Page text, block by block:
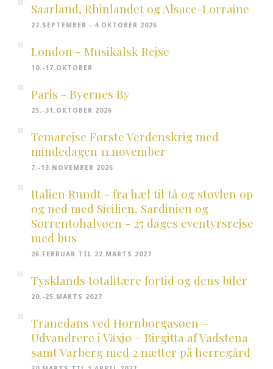
Saarland, Rhinlandet og Alsace-Lorraine
27.SEPTEMBER - 4.OKTOBER 2026
London - Musikalsk Rejse
10.-17.OKTOBER
Paris - Byernes By
25.-31.OKTOBER 2026
Temarejse Første Verdenskrig med
mindedagen 11.november
7.-13.NOVEMBER 2026
Italien Rundt - fra hæl til tå og støvlen op
og ned med Sicilien, Sardinien og
Sorrentohalvøen - 25 dages eventyrsrejse
med bus
26.FEBRUAR TIL 22.MARTS 2027
Tysklands totalitære fortid og dens biler
20.-25.MARTS 2027
Tranedans ved Hornborgasøen –
Udvandrere i Växjø – Birgitta af Vadstena
samt Varberg med 2 nætter på herregård